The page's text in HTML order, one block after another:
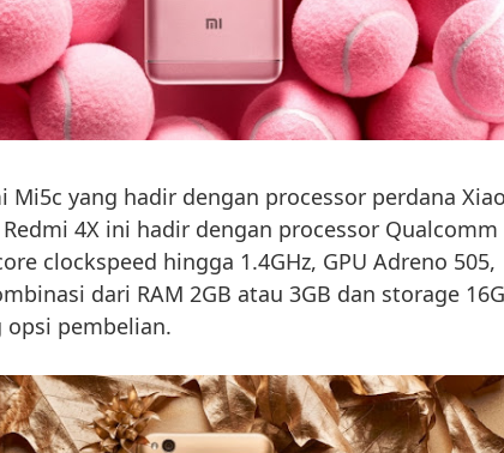
Mi5c yang hadir dengan processor perdana
4X ini hadir dengan processor Qualcomm
clockspeed hingga 1.4GHz, GPU Adreno 505,
dari RAM 2GB atau 3GB dan storage
opsi pembelian.